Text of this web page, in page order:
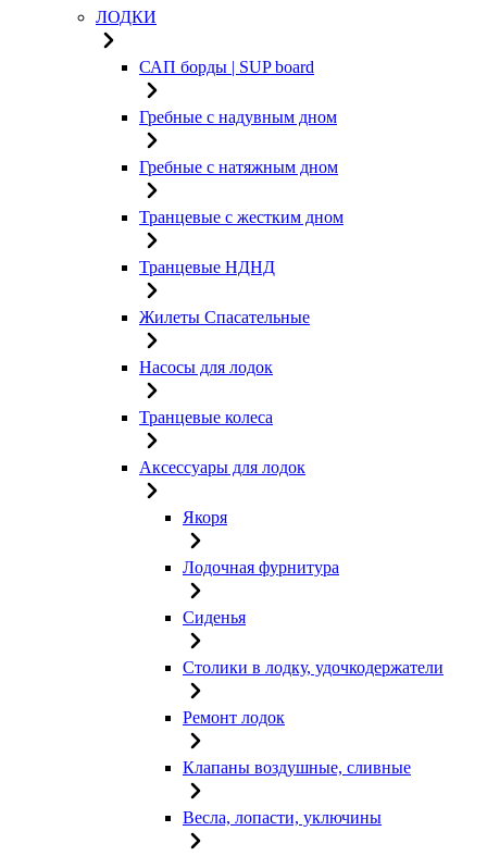
ЛОДКИ
САП борды | SUP board
Гребные с надувным дном
Гребные с натяжным дном
Транцевые с жестким дном
Транцевые НДНД
Жилеты Спасательные
Насосы для лодок
Транцевые колеса
Аксессуары для лодок
Якоря
Лодочная фурнитура
Сиденья
Столики в лодку, удочкодержатели
Ремонт лодок
Клапаны воздушные, сливные
Весла, лопасти, уключины